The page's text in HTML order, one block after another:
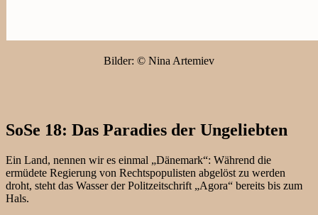
Bilder: © Nina Artemiev
SoSe 18: Das Paradies der Ungeliebten
Ein Land, nennen wir es einmal „Dänemark“: Während die
ermüdete Regierung von Rechtspopulisten abgelöst zu werden
droht, steht das Wasser der Politzeitschrift „Agora“ bereits bis zum
Hals.